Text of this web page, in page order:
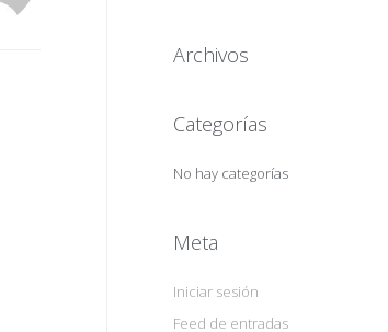
Archivos
Categorías
No hay categorías
Meta
Iniciar sesión
Feed de entradas